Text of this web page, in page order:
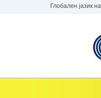
Глобален јазик